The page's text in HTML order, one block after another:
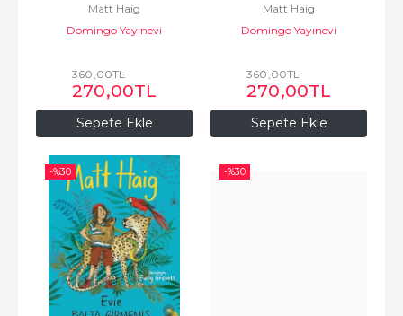
Sepete Ekle
Matt Haig
Domingo Yayınevi
360,00TL
270,00TL
Sepete Ekle
Matt Haig
Domingo Yayınevi
360,00TL
270,00TL
-%30 -%30